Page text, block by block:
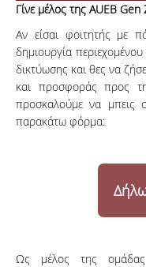
Γίνε μέλος της AUEB Gen
Αν είσαι φοιτητής με
δημιουργία
δικτύωσης και θες να
και προσφοράς προς
προσκαλούμε να μπεις
παρακάτω φόρμα:
Ως μέλος της